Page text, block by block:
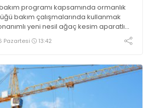
bakım programı kapsamında ormanlık
bakım çalışmalarında kullanmak
yeni nesil ağaç kesim aparatlı
aldı
Pazartesi 13:42